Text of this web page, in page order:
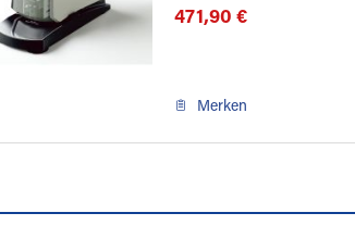
471,90 €
Merken